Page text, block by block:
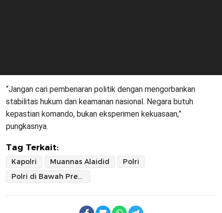
“Jangan cari pembenaran politik dengan mengorbankan
stabilitas hukum dan keamanan nasional. Negara butuh
kepastian komando, bukan eksperimen kekuasaan,”
pungkasnya.
Tag Terkait:
Kapolri Muannas Alaidid
Polri
Polri di Bawah Presiden